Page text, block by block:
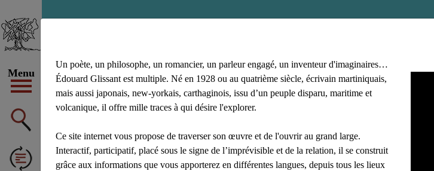
Menu
Un poète, un philosophe, un romancier, un parleur engagé, un inventeur d'imaginaires…
Édouard Glissant est multiple. Né en 1928 ou au quatrième siècle, écrivain martiniquais,
mais aussi japonais, new-yorkais, carthaginois, issu d’un peuple disparu, maritime et
volcanique, il offre mille traces à qui désire l'explorer.
Ce site internet vous propose de traverser son œuvre et de l'ouvrir au grand large.
Interactif, participatif, placé sous le signe de l’imprévisible et de la relation, il se construit
grâce aux informations que vous apporterez en différentes langues, depuis tous les lieux